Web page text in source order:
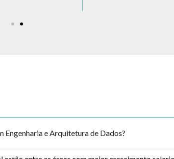
Engenharia e Arquitetura de Dados?